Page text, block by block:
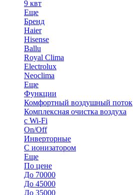
9 квт
Еще
Бренд
Haier
Hisense
Ballu
Royal Clima
Electrolux
Neoclima
Еще
Функции
Комфортный воздушный поток
Комплексная очистка воздуха
с Wi-Fi
On/Off
Инверторные
С ионизатором
Еще
По цене
До 70000
До 45000
До 35000